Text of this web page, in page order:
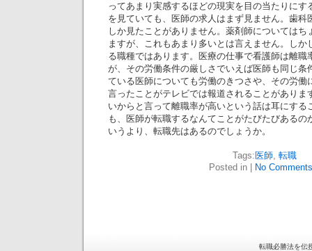
ってあまり実感するほどの現実を目の当たりにす
を見ていても、医師の求人はまず見ません。歯科
しか見たことがありません。薬剤師についてはち
ますが、これもあまり多いとは言えません。しか
る職種ではあります。医療の仕事で看護師は離職
が、その労働条件の厳しさでいえば医師も同じ条
ている医師についても労働のきつさや、その労働
言ったことがテレビでは報道されることがありま
いからと言って離職率が高いという話は耳にする
も、医師が転職するなんてことがたびたびあるの
いうより、転職先はあるのでしょうか。
Tags:医師, 転職
Posted in |
No
転職必勝法を伝